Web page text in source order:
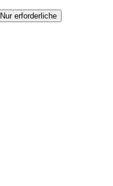
Nur erforderliche